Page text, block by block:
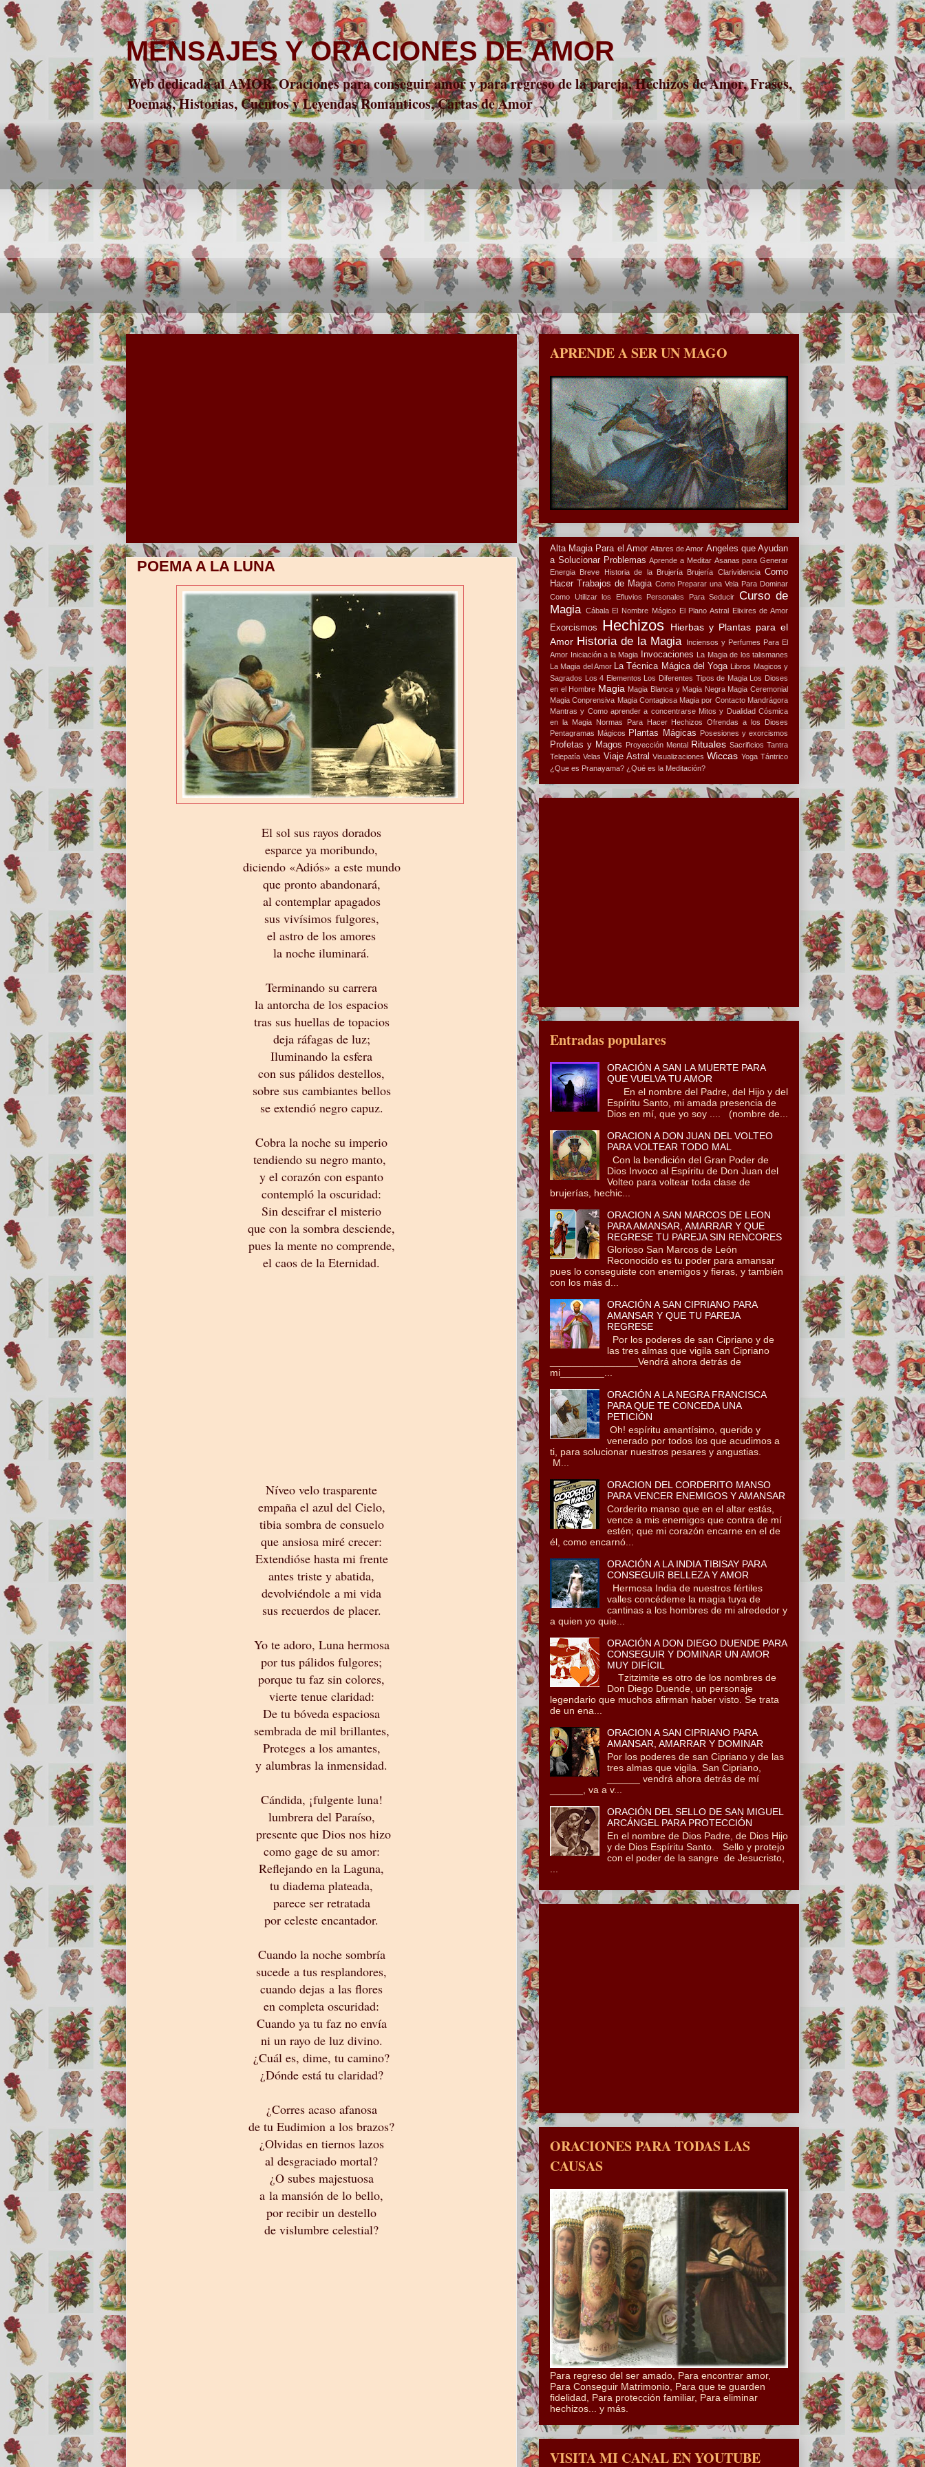
MENSAJES Y ORACIONES DE AMOR
Web dedicada al AMOR. Oraciones para conseguir amor y para regreso de la pareja, Hechizos de Amor, Frases,
Poemas, Historias, Cuentos y Leyendas Románticos, Cartas de Amor
POEMA A LA LUNA
El sol sus rayos dorados
esparce ya moribundo,
diciendo «Adiós» a este mundo
que pronto abandonará,
al contemplar apagados
sus vivísimos fulgores,
el astro de los amores
la noche iluminará.
Terminando su carrera
la antorcha de los espacios
tras sus huellas de topacios
deja ráfagas de luz;
Iluminando la esfera
con sus pálidos destellos,
sobre sus cambiantes bellos
se extendió negro capuz.
Cobra la noche su imperio
tendiendo su negro manto,
y el corazón con espanto
contempló la oscuridad:
Sin descifrar el misterio
que con la sombra desciende,
pues la mente no comprende,
el caos de la Eternidad.
Níveo velo trasparente
empaña el azul del Cielo,
tibia sombra de consuelo
que ansiosa miré crecer:
Extendióse hasta mi frente
antes triste y abatida,
devolviéndole a mi vida
sus recuerdos de placer.
Yo te adoro, Luna hermosa
por tus pálidos fulgores;
porque tu faz sin colores,
vierte tenue claridad:
De tu bóveda espaciosa
sembrada de mil brillantes,
Proteges a los amantes,
y alumbras la inmensidad.
Cándida, ¡fulgente luna!
lumbrera del Paraíso,
presente que Dios nos hizo
como gage de su amor:
Reflejando en la Laguna,
tu diadema plateada,
parece ser retratada
por celeste encantador.
Cuando la noche sombría
sucede a tus resplandores,
cuando dejas a las flores
en completa oscuridad:
Cuando ya tu faz no envía
ni un rayo de luz divino.
¿Cuál es, dime, tu camino?
¿Dónde está tu claridad?
¿Corres acaso afanosa
de tu Eudimion a los brazos?
¿Olvidas en tiernos lazos
al desgraciado mortal?
¿O subes majestuosa
a la mansión de lo bello,
por recibir un destello
de vislumbre celestial?
APRENDE A SER UN MAGO
Alta Magia Para el Amor Altares de Amor Angeles que Ayudan
a Solucionar Problemas Aprende a Meditar Asanas para Generar
Energia Breve Historia de la Brujería Brujería Clarividencia Como
Hacer Trabajos de Magia Como Preparar una Vela Para Dominar
Como Utilizar los Efluvios Personales Para Seducir Curso de
Magia Cábala El Nombre Mágico El Plano Astral Elixires de Amor
Exorcismos Hechizos
Hierbas y Plantas para el
Amor Historia de la Magia
Inciensos y Perfumes Para El
Amor Iniciación a la Magia Invocaciones La Magia de los talismanes
La Magia del Amor La Técnica Mágica del Yoga Libros Magicos y
Sagrados Los 4 Elementos Los Diferentes Tipos de Magia Los Dioses
en el Hombre Magia Magia Blanca y Magia Negra Magia Ceremonial
Magia Conprensiva Magia Contagiosa Magia por Contacto Mandrágora
Mantras y Como aprender a concentrarse Mitos y Dualidad Cósmica
en la Magia Normas Para Hacer Hechizos
Ofrendas a los Dioses
Pentagramas Mágicos Plantas Mágicas Posesiones y exorcismos
Profetas y Magos Proyección Mental Rituales Sacrificios Tantra
Telepatía Velas Viaje Astral Visualizaciones Wiccas Yoga Tántrico
¿Que es Pranayama? ¿Qué es la Meditación?
Entradas populares
ORACIÓN A SAN LA MUERTE PARA
QUE VUELVA TU AMOR
En el nombre del Padre, del Hijo y del
Espíritu Santo, mi amada presencia de
Dios en mí, que yo soy .... (nombre de...
ORACION A DON JUAN DEL VOLTEO
PARA VOLTEAR TODO MAL
Con la bendición del Gran Poder de
Dios Invoco al Espíritu de Don Juan del
Volteo para voltear toda clase de
brujerías, hechic...
ORACION A SAN MARCOS DE LEON
PARA AMANSAR, AMARRAR Y QUE
REGRESE TU PAREJA SIN RENCORES
Glorioso San Marcos de León
Reconocido es tu poder para amansar
pues lo conseguiste con enemigos y fieras, y también
con los más d...
ORACIÓN A SAN CIPRIANO PARA
AMANSAR Y QUE TU PAREJA
REGRESE
Por los poderes de san Cipriano y de
las tres almas que vigila san Cipriano
________________Vendrá ahora detrás de
mi________...
ORACIÓN A LA NEGRA FRANCISCA
PARA QUE TE CONCEDA UNA
PETICIÓN
Oh! espíritu amantísimo, querido y
venerado por todos los que acudimos a
ti, para solucionar nuestros pesares y angustias.
M...
ORACION DEL CORDERITO MANSO
PARA VENCER ENEMIGOS Y AMANSAR
Corderito manso que en el altar estás,
vence a mis enemigos que contra de mí
estén; que mi corazón encarne en el de
él, como encarnó...
ORACIÓN A LA INDIA TIBISAY PARA
CONSEGUIR BELLEZA Y AMOR
Hermosa India de nuestros fértiles
valles concédeme la magia tuya de
cantinas a los hombres de mi alrededor y
a quien yo quie...
ORACIÓN A DON DIEGO DUENDE PARA
CONSEGUIR Y DOMINAR UN AMOR
MUY DIFÍCIL
Tzitzimite es otro de los nombres de
Don Diego Duende, un personaje
legendario que muchos afirman haber visto. Se trata
de un ena...
ORACION A SAN CIPRIANO PARA
AMANSAR, AMARRAR Y DOMINAR
Por los poderes de san Cipriano y de las
tres almas que vigila. San Cipriano,
______ vendrá ahora detrás de mí
______, va a v...
ORACIÓN DEL SELLO DE SAN MIGUEL
ARCÁNGEL PARA PROTECCIÓN
En el nombre de Dios Padre, de Dios Hijo
y de Dios Espíritu Santo. Sello y protejo
con el poder de la sangre de Jesucristo,
ORACIONES PARA TODAS LAS
CAUSAS
Para regreso del ser amado, Para encontrar amor,
Para Conseguir Matrimonio, Para que te guarden
fidelidad, Para protección familiar, Para eliminar
hechizos... y más.
VISITA MI CANAL EN YOUTUBE